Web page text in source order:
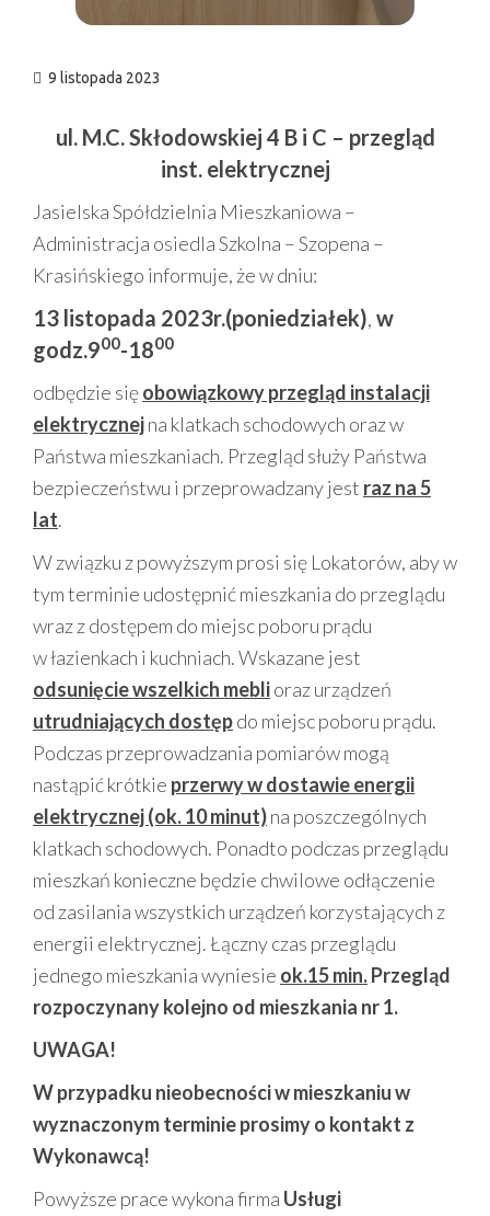
9 listopada 2023
ul. M.C. Skłodowskiej 4 B i C – przegląd
inst. elektrycznej
Jasielska Spółdzielnia Mieszkaniowa –
Administracja osiedla Szkolna – Szopena –
Krasińskiego informuje, że w dniu:
13 listopada 2023r.(poniedziałek) w
godz.900-1800
odbędzie sięobowiązkowy przegląd instalacji
elektrycznejna klatkach schodowych oraz w
Państwa mieszkaniach. Przegląd służy Państwa
bezpieczeństwu i przeprowadzany jest raz na 5
lat.
W związku z powyższym prosi się Lokatorów, aby w
tym terminie udostępnić mieszkania do przeglądu
wraz z dostępem do miejsc poboru prądu
w łazienkach i kuchniach. Wskazane jest
odsunięcie wszelkich meblioraz urządzeń
utrudniających dostępdo miejsc poboru prądu.
Podczas przeprowadzania pomiarów mogą
nastąpić krótkie przerwy w dostawie energii
elektrycznej (ok. 10 minut)na poszczególnych
klatkach schodowych. Ponadto podczas przeglądu
mieszkań konieczne będzie chwilowe odłączenie
od zasilania wszystkich urządzeń korzystających z
energii elektrycznej. Łączny czas przeglądu
jednego mieszkania wyniesie ok.15 min.Przegląd
rozpoczynany kolejno od mieszkania nr 1.
UWAGA!
W przypadku nieobecności w mieszkaniu w
wyznaczonym terminie prosimy o kontakt z
Wykonawcą!
Powyższe prace wykona firma Usługi